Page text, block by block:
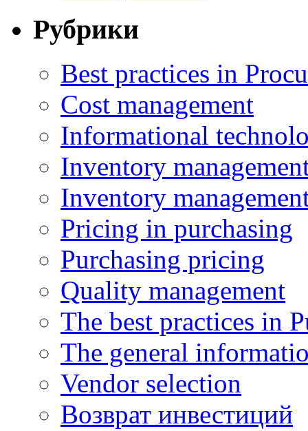
Рубрики
Best practices in
Cost management
Informational
Inventory
Inventory
Pricing in purchasing
Purchasing pricing
Quality management
The best practices in
The general
Vendor selection
Возврат инвестиций